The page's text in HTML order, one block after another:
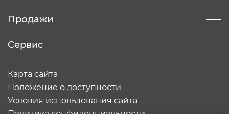
Продажи
Сервис
Карта сайта
Положение о доступности
Условия использования сайта